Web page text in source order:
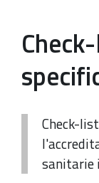
Check-
sanitarie